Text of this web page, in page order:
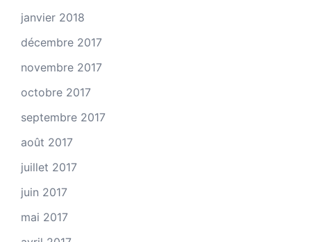
janvier 2018
décembre 2017
novembre 2017
octobre 2017
septembre 2017
août 2017
juillet 2017
juin 2017
mai 2017